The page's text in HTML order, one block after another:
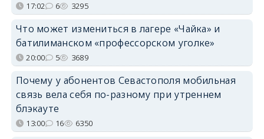
17:02 6 3295
Что может измениться в лагере «Чайка» и
батилиманском «профессорском уголке»
20:00 5 3689
Почему у абонентов Севастополя мобильная
связь вела себя по-разному при утреннем
блэкауте
13:00 16 6350